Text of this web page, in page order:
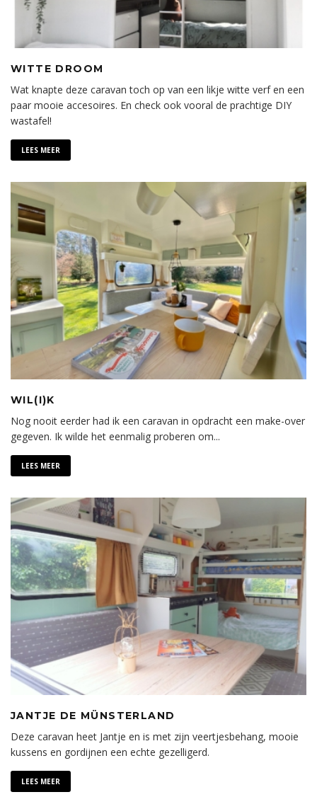
WITTE DROOM
Wat knapte deze caravan toch op van een likje witte verf en een
paar mooie accesoires. En check ook vooral de prachtige DIY
wastafel!
LEES MEER
WIL(I)K
Nog nooit eerder had ik een caravan in opdracht een make-over
gegeven. Ik wilde het eenmalig proberen om...
LEES MEER
JANTJE DE MÜNSTERLAND
Deze caravan heet Jantje en is met zijn veertjesbehang, mooie
kussens en gordijnen een echte gezelligerd.
LEES MEER